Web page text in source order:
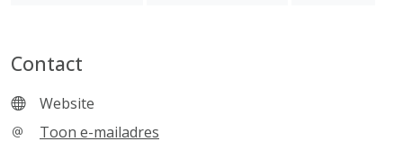
Contact
Website
Toon e-mailadres